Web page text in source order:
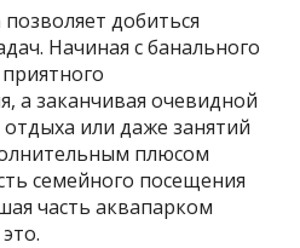
добиться
Начиная с банального
а заканчивая очевидной
или даже занятий
плюсом
семейного посещения
часть аквапарком